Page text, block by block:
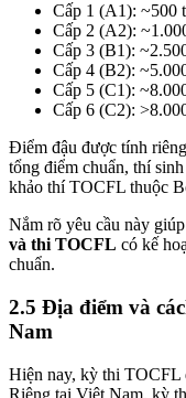
Cấp 1 (A1): ~500
Cấp 2 (A2):
Cấp 3 (B1):
Cấp 4 (B2):
Cấp 5 (C1):
Cấp 6 (C2):
Điểm đậu được tính
tổng điểm chuẩn, thí
khảo thí TOCFL thuộc
Nắm rõ yêu cầu này
và thi TOCFL có kế
chuẩn.
2.5 Địa điểm và
Nam
Hiện nay, kỳ thi TOCFL
Riêng tại Việt Nam, kỳ